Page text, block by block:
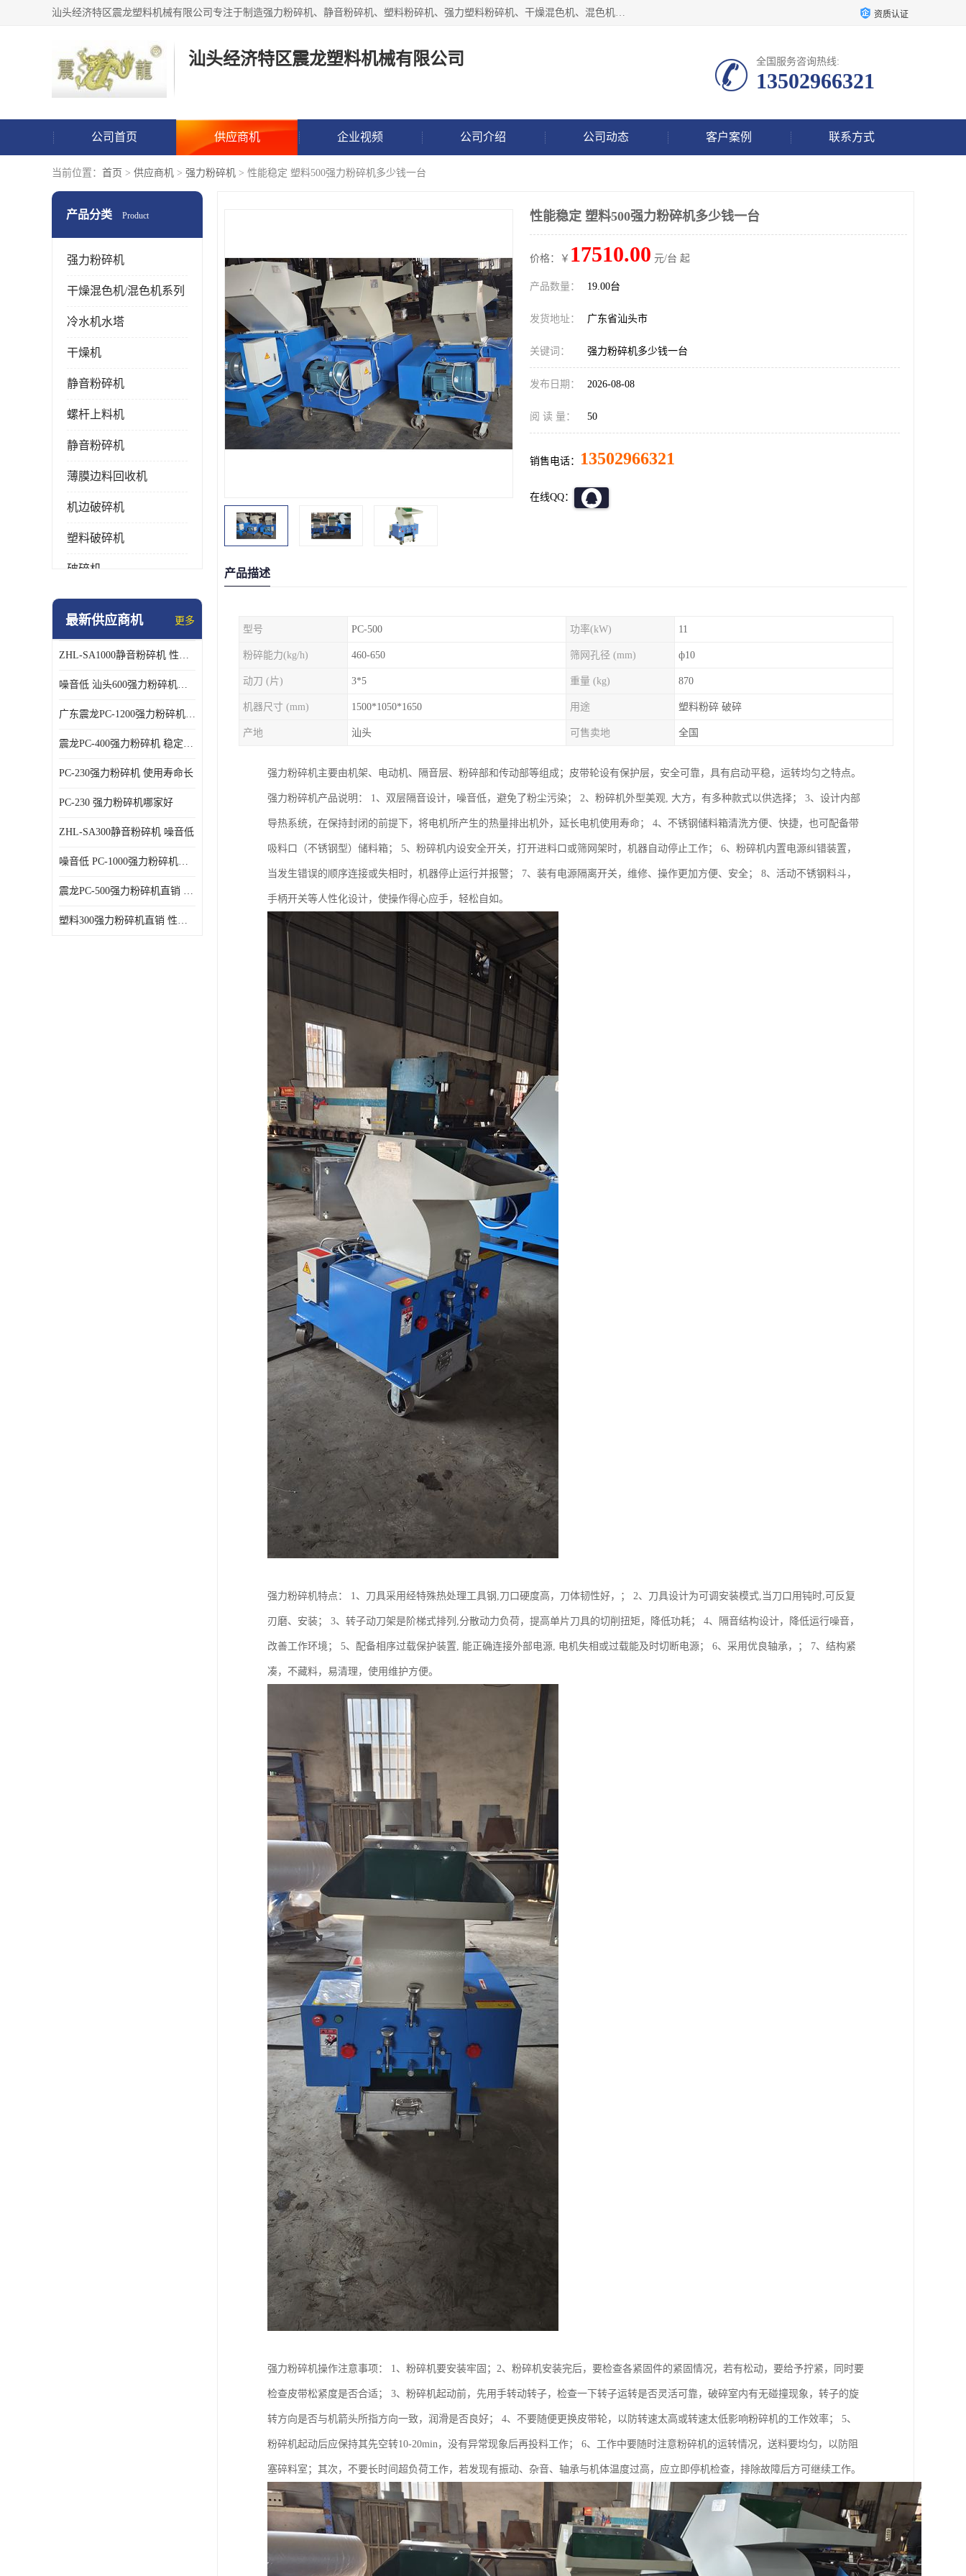
汕头经济特区震龙塑料机械有限公司专注于制造强力粉碎机、静音粉碎机、塑料粉碎机、强力塑料粉碎机、干燥混色机、混色机、冷水机、上料机等塑料辅助机械。 资质认证
汕头经济特区震龙塑料机械有限公司 全国服务咨询热线:
13502966321
公司首页 供应商机 企业视频 公司介绍 公司动态 客户案例 联系方式
当前位置： 首页 > 供应商机 > 强力粉碎机 > 性能稳定 塑料500强力粉碎机多少钱一台
产品分类 Product
强力粉碎机
干燥混色机/混色机系列
冷水机水塔
干燥机
静音粉碎机
螺杆上料机
静音粉碎机
薄膜边料回收机
机边破碎机
塑料破碎机
破碎机
强力粉碎机
最新供应商机 更多
ZHL-SA1000静音粉碎机 性能稳定
噪音低 汕头600强力粉碎机直供
广东震龙PC-1200强力粉碎机 物超所值
震龙PC-400强力粉碎机 稳定性好
PC-230强力粉碎机 使用寿命长
PC-230 强力粉碎机哪家好
ZHL-SA300静音粉碎机 噪音低
噪音低 PC-1000强力粉碎机直供
震龙PC-500强力粉碎机直销 性价比高
塑料300强力粉碎机直销 性价比高
性能稳定 塑料500强力粉碎机多少钱一台
价格：￥ 17510.00 元/台 起
产品数量： 19.00台
发货地址： 广东省汕头市
关键词： 强力粉碎机多少钱一台
发布日期： 2026-08-08
阅 读 量： 50
销售电话： 13502966321
在线QQ：
产品描述
型号 PC-500 功率(kW) 11
粉碎能力(kg/h) 460-650 筛网孔径 (mm) ф10
动刀 (片) 3*5 重量 (kg) 870
机器尺寸 (mm) 1500*1050*1650 用途 塑料粉碎 破碎
产地 汕头 可售卖地 全国
强力粉碎机主要由机架、电动机、隔音层、粉碎部和传动部等组成；皮带轮设有保护层，安全可靠，具有启动平稳，运转均匀之特点。
强力粉碎机产品说明： 1、双层隔音设计，噪音低，避免了粉尘污染； 2、粉碎机外型美观, 大方，有多种款式以供选择； 3、设计内部
导热系统，在保持封闭的前提下，将电机所产生的热量排出机外，延长电机使用寿命； 4、不锈钢储料箱清洗方便、快捷，也可配备带
吸料口（不锈钢型）储料箱； 5、粉碎机内设安全开关，打开进料口或筛网架时，机器自动停止工作； 6、粉碎机内置电源纠错装置，
当发生错误的顺序连接或失相时，机器停止运行并报警； 7、装有电源隔离开关，维修、操作更加方便、安全； 8、活动不锈钢料斗，
手柄开关等人性化设计，使操作得心应手，轻松自如。
强力粉碎机特点： 1、刀具采用经特殊热处理工具钢,刀口硬度高，刀体韧性好，； 2、刀具设计为可调安装模式,当刀口用钝时,可反复
刃磨、安装； 3、转子动刀架是阶梯式排列,分散动力负荷，提高单片刀具的切削扭矩，降低功耗； 4、隔音结构设计，降低运行噪音，
改善工作环境； 5、配备相序过载保护装置, 能正确连接外部电源, 电机失相或过载能及时切断电源； 6、采用优良轴承，； 7、结构紧
凑，不藏料，易清理，使用维护方便。
强力粉碎机操作注意事项： 1、粉碎机要安装牢固；2、粉碎机安装完后，要检查各紧固件的紧固情况，若有松动，要给予拧紧，同时要
检查皮带松紧度是否合适； 3、粉碎机起动前，先用手转动转子，检查一下转子运转是否灵活可靠，破碎室内有无碰撞现象，转子的旋
转方向是否与机箭头所指方向一致，润滑是否良好； 4、不要随便更换皮带轮，以防转速太高或转速太低影响粉碎机的工作效率； 5、
粉碎机起动后应保持其先空转10-20min，没有异常现象后再投料工作； 6、工作中要随时注意粉碎机的运转情况，送料要均匀，以防阻
塞碎料室；其次，不要长时间超负荷工作，若发现有振动、杂音、轴承与机体温度过高，应立即停机检查，排除故障后方可继续工作。